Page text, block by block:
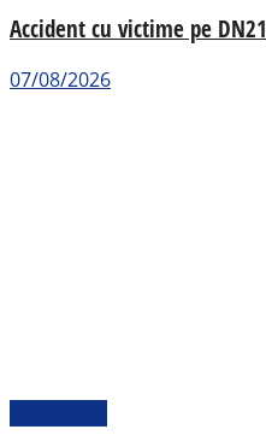
Accident cu victime pe DN21
07/08/2026